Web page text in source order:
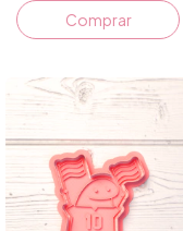
Comprar